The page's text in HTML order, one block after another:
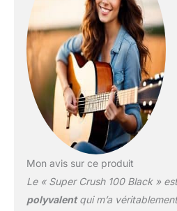
Mon avis sur ce produit
Le « Super Crush 100 Black »
polyvalentqui m’a